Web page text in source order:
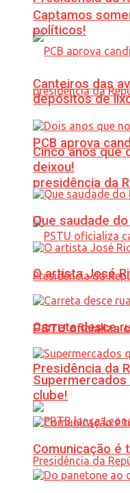
PCB aprova
presidência da
PSTU oficializa
Presidência da
Captamos
políticos!
Canteiros das
depósitos de
Cinco anos que
deixou!
Que saudade
O artista José
Carreta desce
clube!
Comunicação é